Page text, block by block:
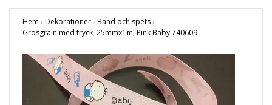
Hem › Dekorationer› Band och spets›
Grosgrain med tryck, 25mmx1m, Pink Baby 740609